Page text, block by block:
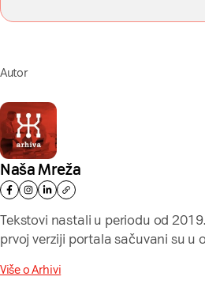
Autor
Naša Mreža
Tekstovi nastali u periodu od
prvoj verziji portala sačuvani su u
Više o Arhivi